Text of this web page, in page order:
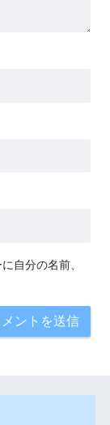
自分の名前、